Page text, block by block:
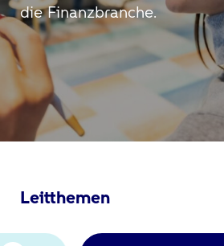
die Finanzbranche.
Leitthemen